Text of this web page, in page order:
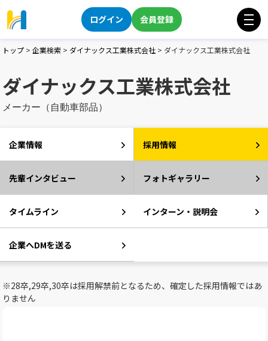
ログイン 会員登録
トップ > 企業検索 > ダイナックス工業株式会社 > ダイナックス工業株式会社
ダイナックス工業株式会社
メーカー（自動車部品）
企業情報 採用情報
先輩インタビュー フォトギャラリー
タイムライン インターン・説明会
企業へDMを送る
※28卒,29卒,30卒は採用解禁前となるため、確定した採用情報ではあ
りません